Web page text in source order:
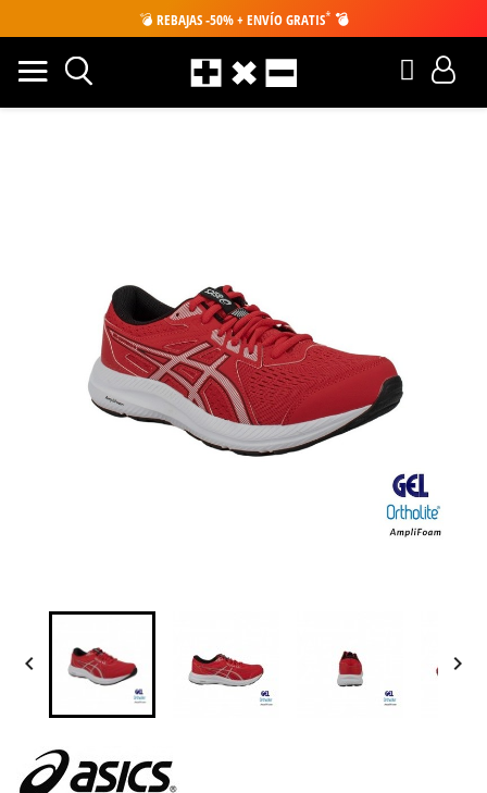
💣 REBAJAS -50% + ENVÍO GRATIS* 💣
 